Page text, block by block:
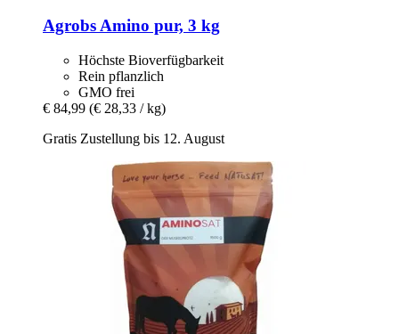
Agrobs Amino pur, 3 kg
Höchste Bioverfügbarkeit
Rein pflanzlich
GMO frei
€ 84,99 (€ 28,33 / kg)
Gratis Zustellung bis 12. August